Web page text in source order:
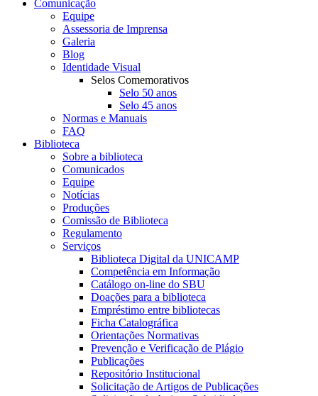
Comunicação
Equipe
Assessoria de Imprensa
Galeria
Blog
Identidade Visual
Selos Comemorativos
Selo 50 anos
Selo 45 anos
Normas e Manuais
FAQ
Biblioteca
Sobre a biblioteca
Comunicados
Equipe
Notícias
Produções
Comissão de Biblioteca
Regulamento
Serviços
Biblioteca Digital da UNICAMP
Competência em Informação
Catálogo on-line do SBU
Doações para a biblioteca
Empréstimo entre bibliotecas
Ficha Catalográfica
Orientações Normativas
Prevenção e Verificação de Plágio
Publicações
Repositório Institucional
Solicitação de Artigos de Publicações